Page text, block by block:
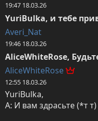
19:47 18.03.26
YuriBulka, и тебе
Averi_Nat
19:46 18.03.26
AliceWhiteRose,
AliceWhiteRose
12:55 18.03.26
YuriBulka,
А: И вам здрасьте (*т т)